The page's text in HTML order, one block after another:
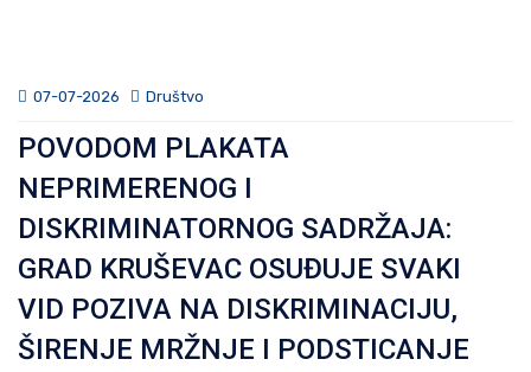
07-07-2026 Društvo
POVODOM PLAKATA
NEPRIMERENOG I
DISKRIMINATORNOG SADRŽAJA:
GRAD KRUŠEVAC OSUĐUJE SVAKI
VID POZIVA NA DISKRIMINACIJU,
ŠIRENJE MRŽNJE I PODSTICANJE